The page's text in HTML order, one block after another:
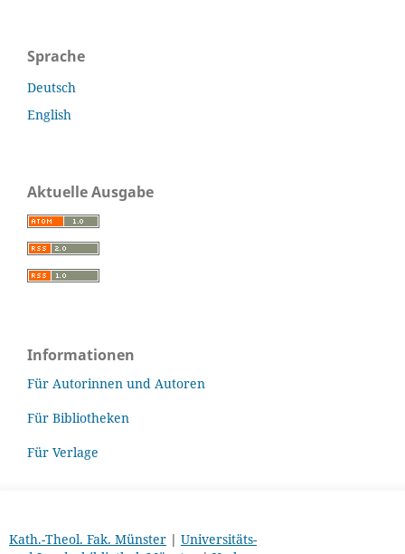
Sprache
Deutsch
English
Aktuelle Ausgabe
Informationen
Für Autorinnen und Autoren
Für Bibliotheken
Für Verlage
Kath.-Theol. Fak. Münster| Universitäts-